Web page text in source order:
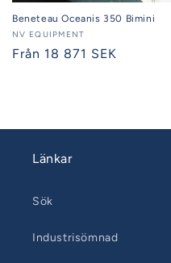
Beneteau Oceanis 350 Bimini
Säljare:
NV EQUIPMENT
Ordinarie
Från 18 871 SEK
Länkar
Sök
Industrisömnad